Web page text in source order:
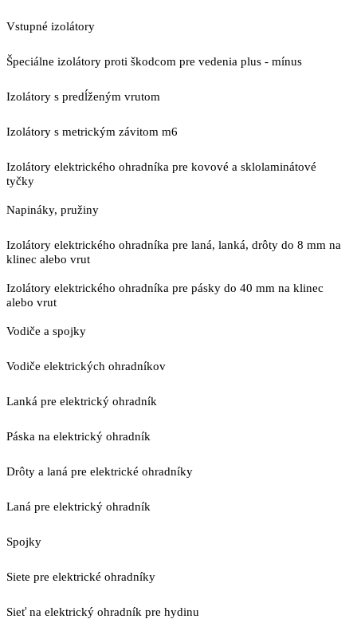
Vstupné izolátory
Špeciálne izolátory proti škodcom pre vedenia plus - mínus
Izolátory s predĺženým vrutom
Izolátory s metrickým závitom m6
Izolátory elektrického ohradníka pre kovové a sklolaminátové
tyčky
Napináky, pružiny
Izolátory elektrického ohradníka pre laná, lanká, drôty do 8 mm na
klinec alebo vrut
Izolátory elektrického ohradníka pre pásky do 40 mm na klinec
alebo vrut
Vodiče a spojky
Vodiče elektrických ohradníkov
Lanká pre elektrický ohradník
Páska na elektrický ohradník
Drôty a laná pre elektrické ohradníky
Laná pre elektrický ohradník
Spojky
Siete pre elektrické ohradníky
Sieť na elektrický ohradník pre hydinu